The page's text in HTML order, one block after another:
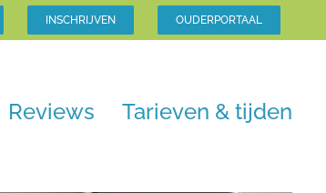
INSCHRIJVEN OUDERPORTAAL
Reviews Tarieven & tijden